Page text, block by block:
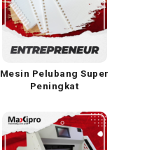
Mesin Pelubang Super
Peningkat
Cepat